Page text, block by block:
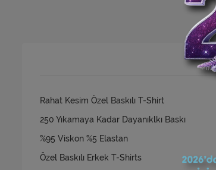
Rahat Kesim Özel Baskılı T-Shirt
250 Yıkamaya Kadar Dayanıklkı Baskı
%95 Viskon %5 Elastan
Özel Baskılı Erkek T-Shirts